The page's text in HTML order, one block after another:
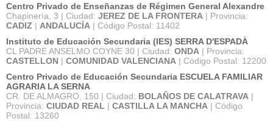
Centro Privado de Enseñanzas de Régimen General Alexandre
Chapinería, 3 | Ciudad: JEREZ DE LA FRONTERA | Provincia:
CADIZ | ANDALUCÍA | Código Postal: 11402
Instituto de Educación Secundaria (IES) SERRA D'ESPADÀ
CL PADRE ANSELMO COYNE 30 | Ciudad: ONDA | Provincia:
CASTELLON | COMUNIDAD VALENCIANA | Código Postal: 12200
Centro Privado de Educación Secundaria ESCUELA FAMILIAR
AGRARIA LA SERNA
CR. DE ALMAGRO, 150 | Ciudad: BOLAÑOS DE CALATRAVA |
Provincia: CIUDAD REAL | CASTILLA LA MANCHA | Código
Postal: 13260